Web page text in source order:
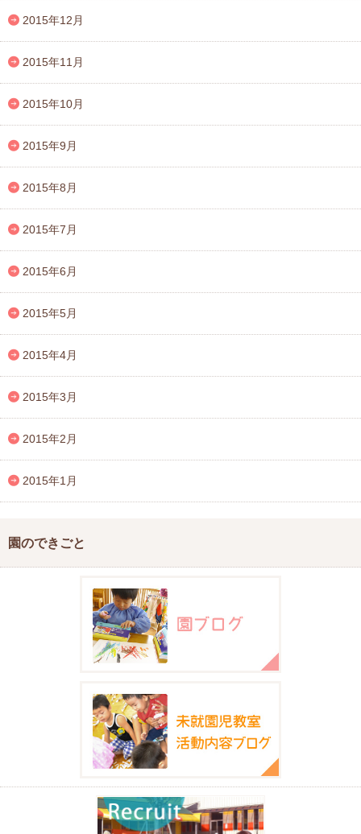
2015年12月
2015年11月
2015年10月
2015年9月
2015年8月
2015年7月
2015年6月
2015年5月
2015年4月
2015年3月
2015年2月
2015年1月
園のできごと